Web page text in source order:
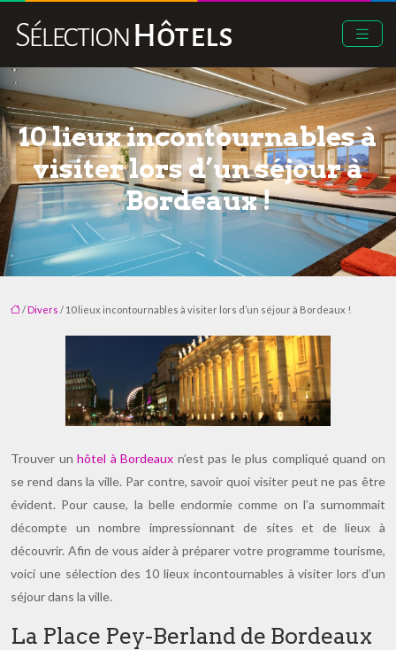
10 lieux incontournables à
visiter lors d’un séjour à
Bordeaux !
/ Divers / 10 lieux incontournables à visiter lors d’un séjour à Bordeaux !
Trouver unhôtel à Bordeaux n’est pas le plus compliqué quand on
se rend dans la ville. Par contre, savoir quoi visiter peut ne pas être
évident. Pour cause, la belle endormie comme on l’a surnommait
décompte un nombre impressionnant de sites et de lieux à
découvrir. Afin de vous aider à préparer votre programme tourisme,
voici une sélection des 10 lieux incontournables à visiter lors d’un
séjour dans la ville.
La Place Pey-Berland de Bordeaux